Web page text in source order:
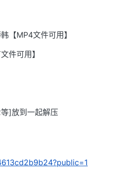
【MP4文件可用】
件可用】
]放到一起解压